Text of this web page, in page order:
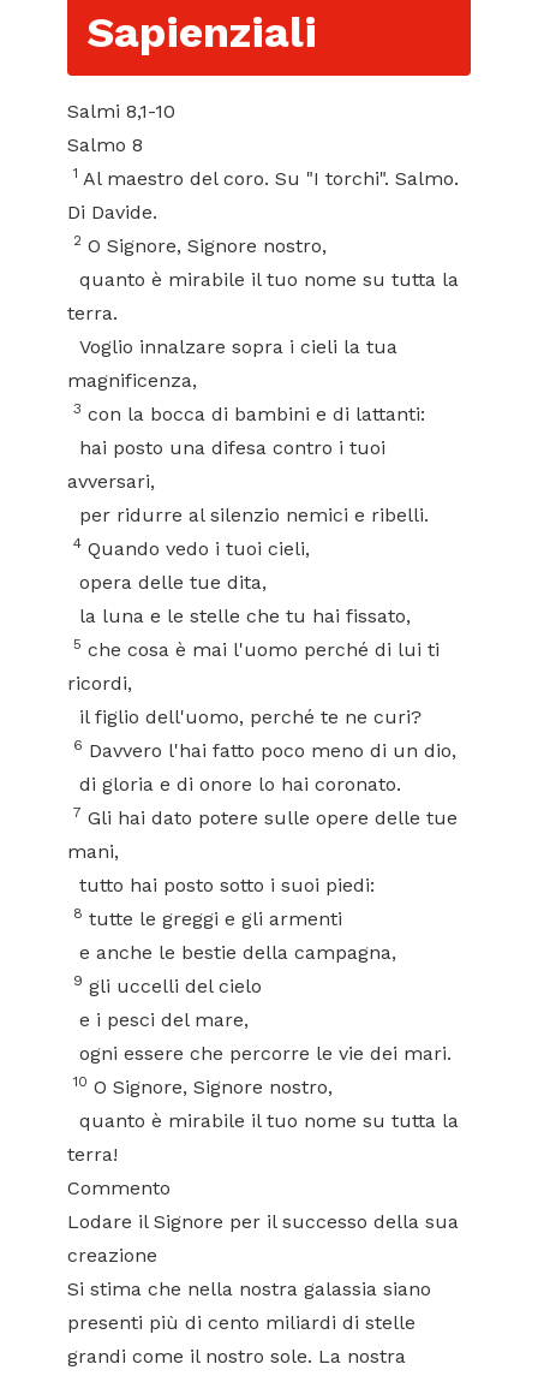
Sapienziali
Salmi 8,1-10
Salmo 8
1 Al maestro del coro. Su "I torchi". Salmo.
Di Davide.
2 O Signore, Signore nostro,
quanto è mirabile il tuo nome su tutta la
terra.
Voglio innalzare sopra i cieli la tua
magnificenza,
3 con la bocca di bambini e di lattanti:
hai posto una difesa contro i tuoi
avversari,
per ridurre al silenzio nemici e ribelli.
4 Quando vedo i tuoi cieli,
opera delle tue dita,
la luna e le stelle che tu hai fissato,
5 che cosa è mai l'uomo perché di lui ti
ricordi,
il figlio dell'uomo, perché te ne curi?
6 Davvero l'hai fatto poco meno di un dio,
di gloria e di onore lo hai coronato.
7 Gli hai dato potere sulle opere delle tue
mani,
tutto hai posto sotto i suoi piedi:
8 tutte le greggi e gli armenti
e anche le bestie della campagna,
9 gli uccelli del cielo
e i pesci del mare,
ogni essere che percorre le vie dei mari.
10 O Signore, Signore nostro,
quanto è mirabile il tuo nome su tutta la
terra!
Commento
Lodare il Signore per il successo della sua
creazione
Si stima che nella nostra galassia siano
presenti più di cento miliardi di stelle
grandi come il nostro sole. La nostra